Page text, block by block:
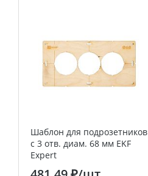
Шаблон для подрозетников
c 3 отв. диам. 68 мм EKF
Expert